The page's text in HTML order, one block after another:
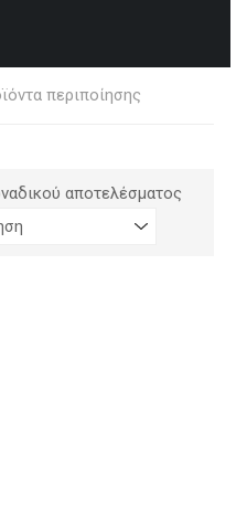
περιποίησης
αποτελέσματος